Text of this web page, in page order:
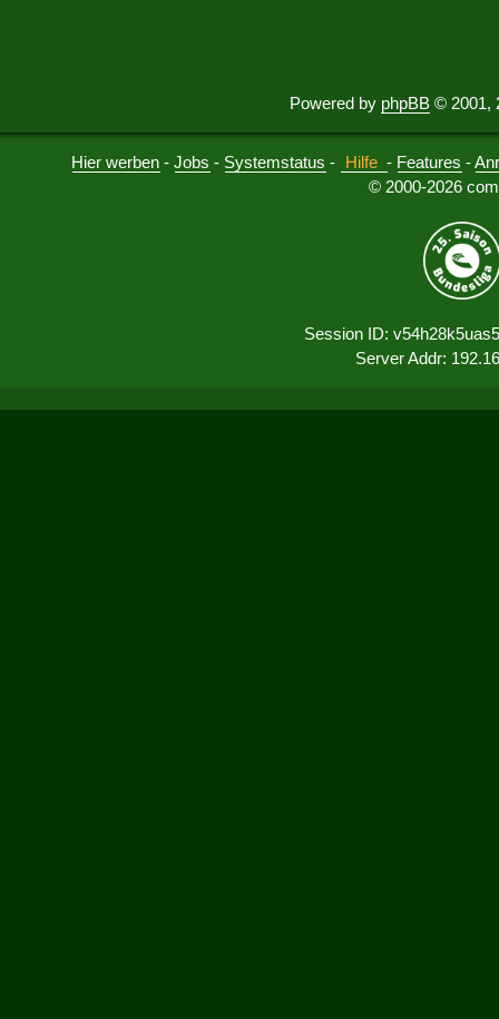
Powered by phpBB © 2001,
Hier werben -Jobs - Systemstatus - Hilfe - Features -
© 2000-2026
Session ID:
Server Addr: